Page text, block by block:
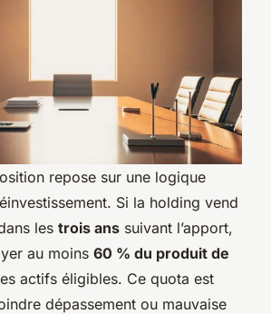
repose sur une logique
Si la holding vend
les trois ans suivant l’apport,
au moins 60 % du produit de
actifs éligibles. Ce quota est
dépassement ou mauvaise